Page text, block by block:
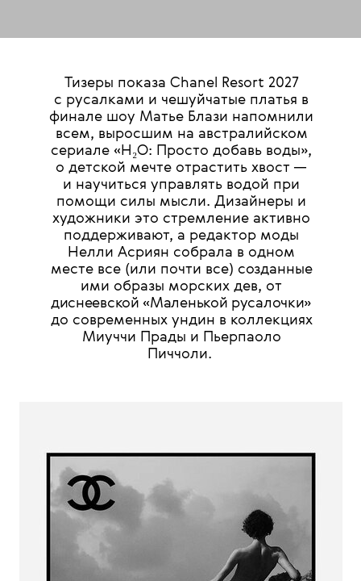
Тизеры показа Chanel Resort 2027
с русалками и чешуйчатые платья в
финале шоу Матье Блази напомнили
всем, выросшим на австралийском
сериале «H₂O: Просто добавь воды»,
о детской мечте отрастить хвост —
и научиться управлять водой при
помощи силы мысли. Дизайнеры и
художники это стремление активно
поддерживают, а редактор моды
Нелли Асриян собрала в одном
месте все (или почти все) созданные
ими образы морских дев, от
диснеевской «Маленькой русалочки»
до современных ундин в коллекциях
Миуччи Прады и Пьерпаоло
Пиччоли.